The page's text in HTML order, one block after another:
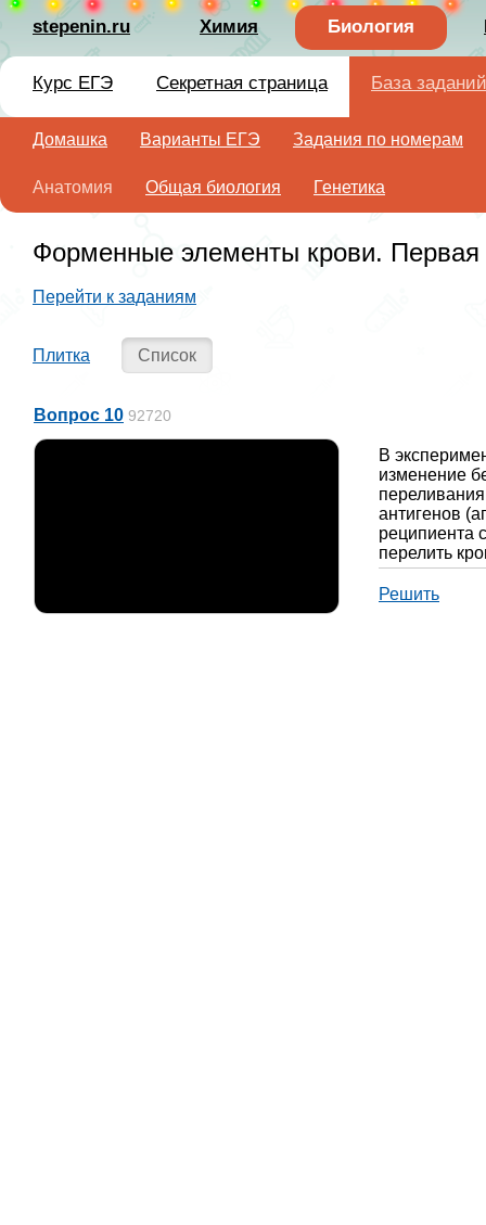
stepenin.ru Химия Биология
Курс ЕГЭ Секретная страница База заданий
Домашка Варианты ЕГЭ Задания по номерам
Анатомия Общая биология Генетика
Форменные элементы крови. Первая
Перейти к заданиям
Плитка Список
Вопрос 10 92720
В
изменение
антигенов
реципиента
перелить
Решить